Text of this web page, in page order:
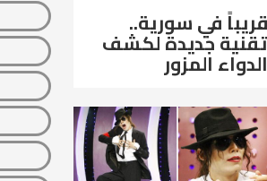
قريباً في سورية..
تقنية جديدة لكشف
الدواء المزور